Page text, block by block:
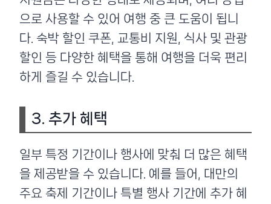
으로 사용할 수 있어 여행 중 큰 도움이 됩니
다. 숙박 할인 쿠폰, 교통비 지원, 식사 및 관광
할인 등 다양한 혜택을 통해 여행을 더욱 편리
하게 즐길 수 있습니다.
3. 추가 혜택
일부 특정 기간이나 행사에 맞춰 더 많은 혜택
을 제공받을 수 있습니다. 예를 들어, 대만의
주요 축제 기간이나 특별 행사 기간에 추가 혜